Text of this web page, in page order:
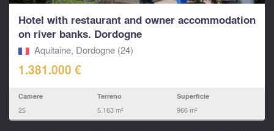
Hotel with restaurant and owner accommodation
on river banks. Dordogne
Aquitaine, Dordogne (24)
1.381.000 €
Camere
25
Terreno
5.163 m²
Superficie
966 m²